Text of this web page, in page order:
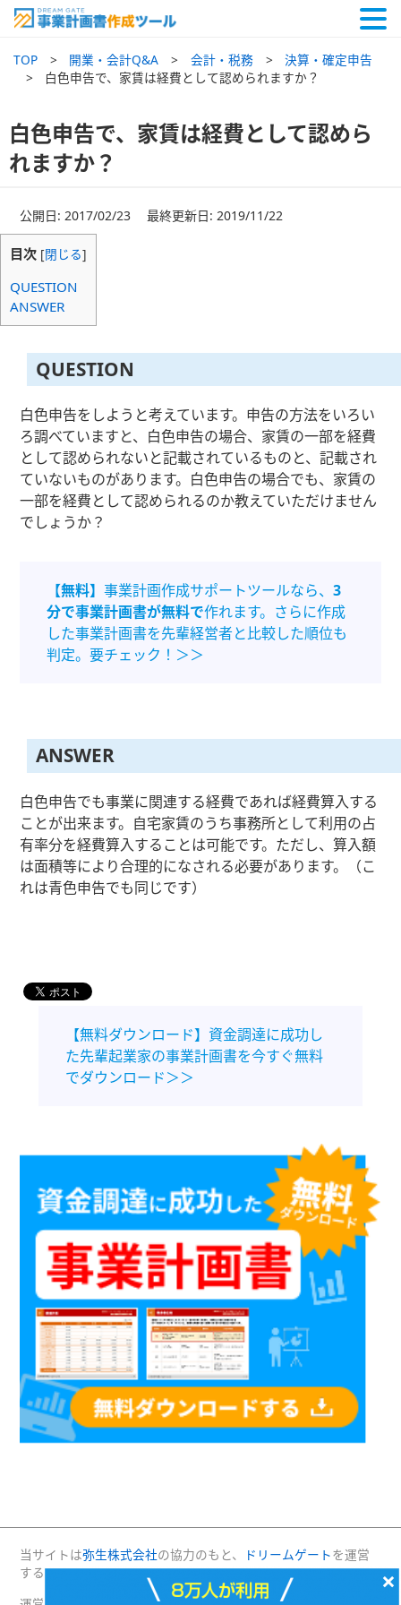
TOP 開業・会計Q&A 会計・税務
決算・確定申告
白色申告で、家賃は経費として認められますか？
白色申告で、家賃は経費として認めら
れますか？
公開日: 2017/02/23 最終更新日: 2019/11/22
目次 [閉じる]
QUESTION
ANSWER
QUESTION
白色申告をしようと考えています。申告の方法をいろい
ろ調べていますと、白色申告の場合、家賃の一部を経費
として認められないと記載されているものと、記載され
ていないものがあります。白色申告の場合でも、家賃の
一部を経費として認められるのか教えていただけません
でしょうか？
【無料】事業計画作成サポートツールなら、3
分で事業計画書が無料で作れます。さらに作成
した事業計画書を先輩経営者と比較した順位も
判定。要チェック！＞＞
ANSWER
白色申告でも事業に関連する経費であれば経費算入する
ことが出来ます。自宅家賃のうち事務所として利用の占
有率分を経費算入することは可能です。ただし、算入額
は面積等により合理的になされる必要があります。（こ
れは青色申告でも同じです）
【無料ダウンロード】資金調達に成功し
た先輩起業家の事業計画書を今すぐ無料
でダウンロード＞＞
当サイトは弥生株式会社の協力のもと、 ドリームゲートを運営
する(株)プロジェクトニッポンが運営・管理しています。
×